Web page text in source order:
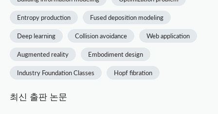
Entropy production Fused deposition modeling
Deep learning Collision avoidance Web application
Augmented reality Embodiment design
Industry Foundation Classes Hopf fibration
최신 출판 논문